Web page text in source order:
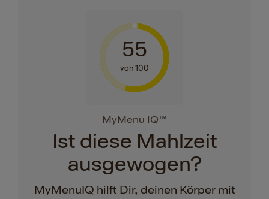
55
von 100
MyMenu IQ™
Ist diese Mahlzeit
ausgewogen?
MyMenuIQ hilft Dir, deinen Körper mit